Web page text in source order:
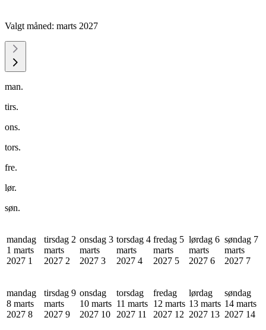
Valgt måned: marts 2027
man.
tirs.
ons.
tors.
fre.
lør.
søn.
mandag
1 marts
2027 1
tirsdag 2
marts
2027 2
onsdag 3
marts
2027 3
torsdag 4
marts
2027 4
fredag 5
marts
2027 5
lørdag 6
marts
2027 6
søndag 7
marts
2027 7
mandag
8 marts
2027 8
tirsdag 9
marts
2027 9
onsdag
10 marts
2027 10
torsdag
11 marts
2027 11
fredag
12 marts
2027 12
lørdag
13 marts
2027 13
søndag
14 marts
2027 14